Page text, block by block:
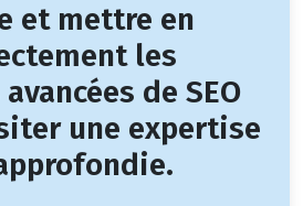
et mettre en
les
de SEO
une expertise